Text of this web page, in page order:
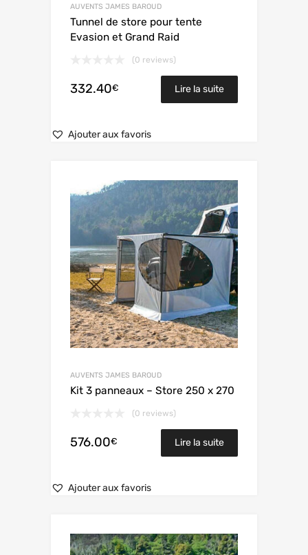
AUVENTS JAMES BAROUD
Tunnel de store pour tente
Evasion et Grand Raid
(0 reviews)
332.40€ Lire la suite
Ajouter aux favoris
AUVENTS JAMES BAROUD
Kit 3 panneaux – Store 250 x 270
(0 reviews)
576.00€ Lire la suite
Ajouter aux favoris